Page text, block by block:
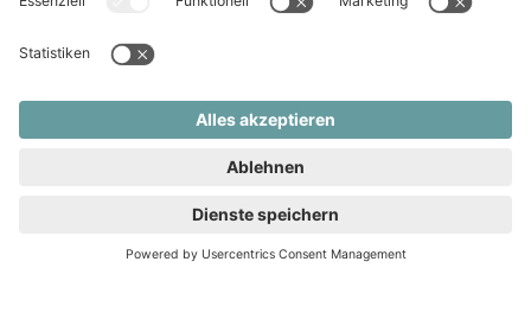
Als zuverlässiger Immobilienmakler in Hochdorf stehen wir
professionelle Abläufe. Mit Engagement und Fachwissen
um Ihre Immobilie.